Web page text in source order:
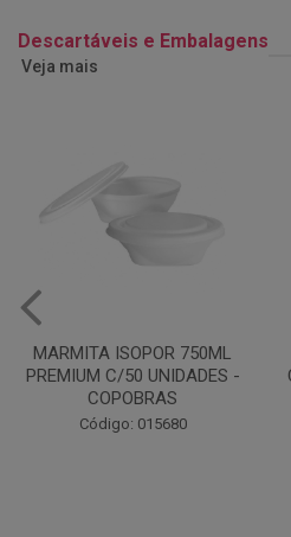
Descartáveis e Embalagens
Veja mais
HAMBURGUEIRA ISOPOR
CH-002A COPOBRAS 100UN
Código: 037536